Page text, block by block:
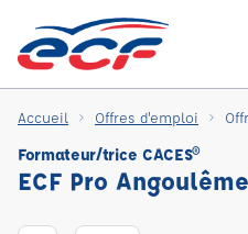
Accueil Offres d'emploi
Formateur/trice CACES®
ECF Pro